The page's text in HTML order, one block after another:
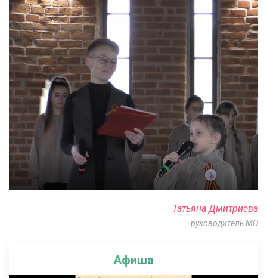
Афиша
Татьяна Дмитриева
руководитель МО